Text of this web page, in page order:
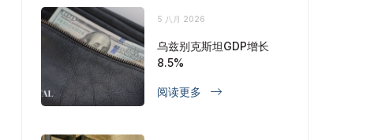
5 八月 2026
乌兹别克斯坦GDP增长
8.5%
阅读更多